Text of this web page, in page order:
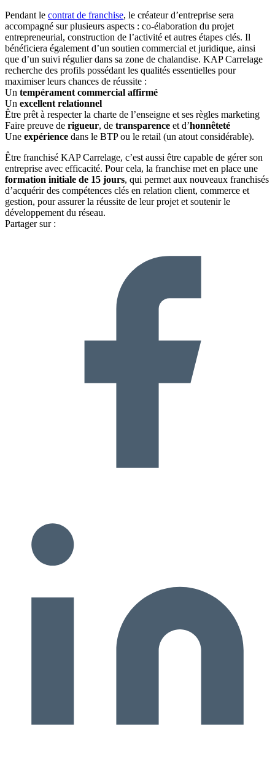
Pendant le contrat de franchise, le créateur d’entreprise sera
accompagné sur plusieurs aspects : co-élaboration du projet
entrepreneurial, construction de l’activité et autres étapes clés. Il
bénéficiera également d’un soutien commercial et juridique, ainsi
que d’un suivi régulier dans sa zone de chalandise. KAP Carrelage
recherche des profils possédant les qualités essentielles pour
maximiser leurs chances de réussite :
Un tempérament commercial affirmé
Un excellent relationnel
Être prêt à respecter la charte de l’enseigne et ses règles marketing
Faire preuve de rigueur, de transparence et d’honnêteté
Une expérience dans le BTP ou le retail (un atout considérable).
Être franchisé KAP Carrelage, c’est aussi être capable de gérer son
entreprise avec efficacité. Pour cela, la franchise met en place une
formation initiale de 15 jours, qui permet aux nouveaux franchisés
d’acquérir des compétences clés en relation client, commerce et
gestion, pour assurer la réussite de leur projet et soutenir le
développement du réseau.
Partager sur :